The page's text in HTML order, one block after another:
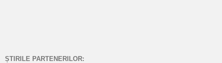
ȘTIRILE PARTENERILOR: